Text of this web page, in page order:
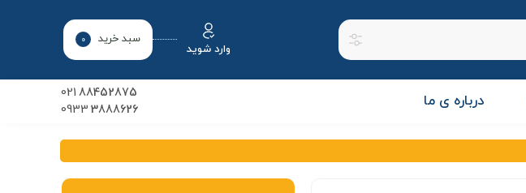
وارد شوید
سبد خرید 0
درباره ی ما 88452875
021
3888626
0933